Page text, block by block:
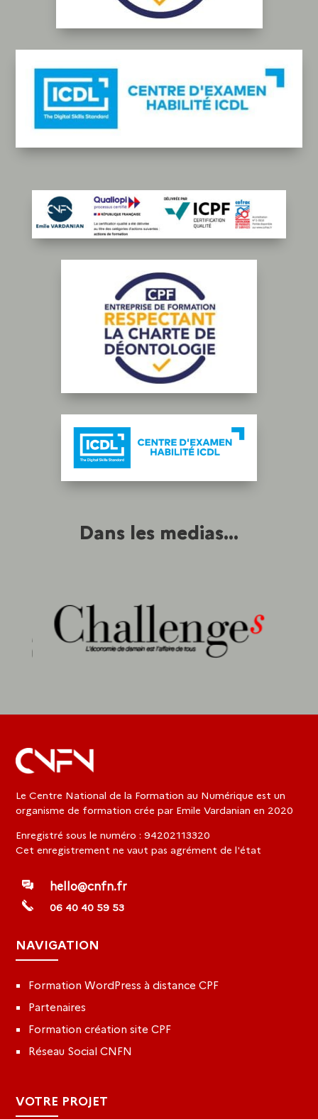
Dans les medias...
Le Centre National de la Formation au Numérique est un
organisme de formation crée par Emile Vardanian en 2020
Enregistré sous le numéro : 94202113320
Cet enregistrement ne vaut pas agrément de l'état
hello@cnfn.fr
06 40 40 59 53
NAVIGATION
Formation WordPress à distance CPF
Partenaires
Formation création site CPF
Réseau Social CNFN
VOTRE PROJET